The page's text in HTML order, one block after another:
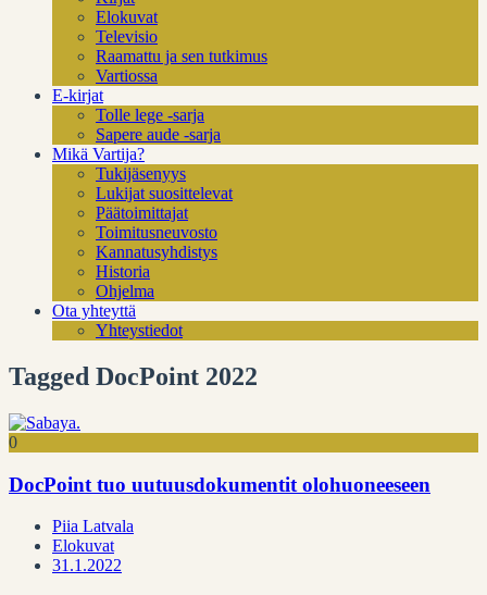
Elokuvat
Televisio
Raamattu ja sen tutkimus
Vartiossa
E-kirjat
Tolle lege -sarja
Sapere aude -sarja
Mikä Vartija?
Tukijäsenyys
Lukijat suosittelevat
Päätoimittajat
Toimitusneuvosto
Kannatusyhdistys
Historia
Ohjelma
Ota yhteyttä
Yhteystiedot
Tagged DocPoint 2022
0
DocPoint tuo uutuusdokumentit olohuoneeseen
Piia Latvala
Elokuvat
31.1.2022